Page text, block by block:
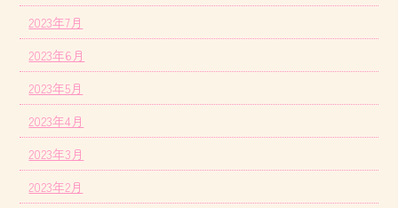
2023年7月
2023年6月
2023年5月
2023年4月
2023年3月
2023年2月